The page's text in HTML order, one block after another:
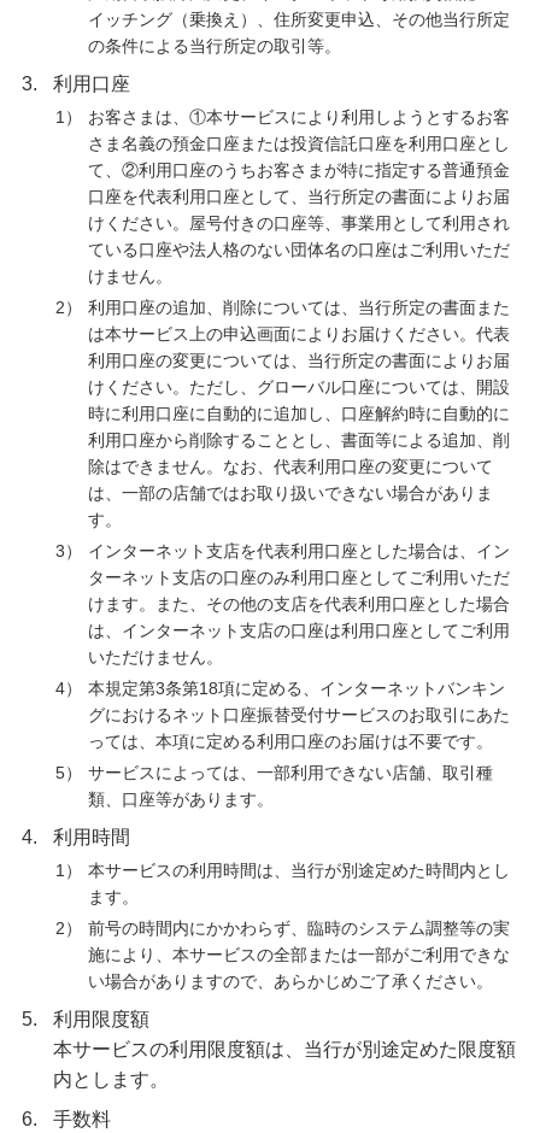
イッチング（乗換え）、住所変更申込、その他当行所定
の条件による当行所定の取引等。
3. 利用口座
1）
お客さまは、①本サービスにより利用しようとするお客
さま名義の預金口座または投資信託口座を利用口座とし
て、②利用口座のうちお客さまが特に指定する普通預金
口座を代表利用口座として、当行所定の書面によりお届
けください。屋号付きの口座等、事業用として利用され
ている口座や法人格のない団体名の口座はご利用いただ
けません。
2）
利用口座の追加、削除については、当行所定の書面また
は本サービス上の申込画面によりお届けください。代表
利用口座の変更については、当行所定の書面によりお届
けください。ただし、グローバル口座については、開設
時に利用口座に自動的に追加し、口座解約時に自動的に
利用口座から削除することとし、書面等による追加、削
除はできません。なお、代表利用口座の変更について
は、一部の店舗ではお取り扱いできない場合がありま
す。
3）
インターネット支店を代表利用口座とした場合は、イン
ターネット支店の口座のみ利用口座としてご利用いただ
けます。また、その他の支店を代表利用口座とした場合
は、インターネット支店の口座は利用口座としてご利用
いただけません。
4）
本規定第3条第18項に定める、インターネットバンキン
グにおけるネット口座振替受付サービスのお取引にあた
っては、本項に定める利用口座のお届けは不要です。
5）
サービスによっては、一部利用できない店舗、取引種
類、口座等があります。
4. 利用時間
1）
本サービスの利用時間は、当行が別途定めた時間内とし
ます。
2）
前号の時間内にかかわらず、臨時のシステム調整等の実
施により、本サービスの全部または一部がご利用できな
い場合がありますので、あらかじめご了承ください。
5.
利用限度額
本サービスの利用限度額は、当行が別途定めた限度額
内とします。
6.
手数料